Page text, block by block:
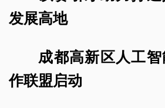
发展高地
成都高新区人工
作联盟启动